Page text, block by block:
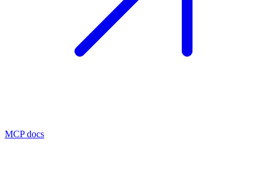
MCP docs